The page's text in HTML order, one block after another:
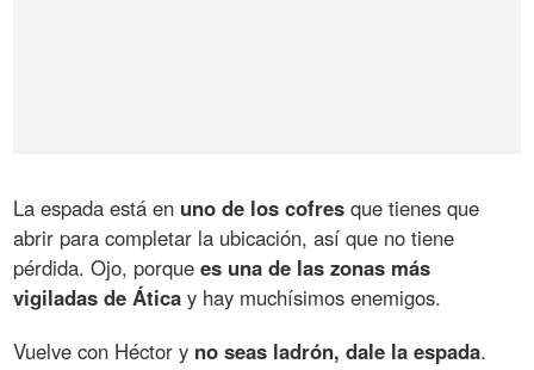
La espada está en uno de los cofres que tienes que
abrir para completar la ubicación, así que no tiene
pérdida. Ojo, porquees una de las zonas más
vigiladas de Ática y hay muchísimos enemigos.
Vuelve con Héctor y no seas ladrón, dale la espada.